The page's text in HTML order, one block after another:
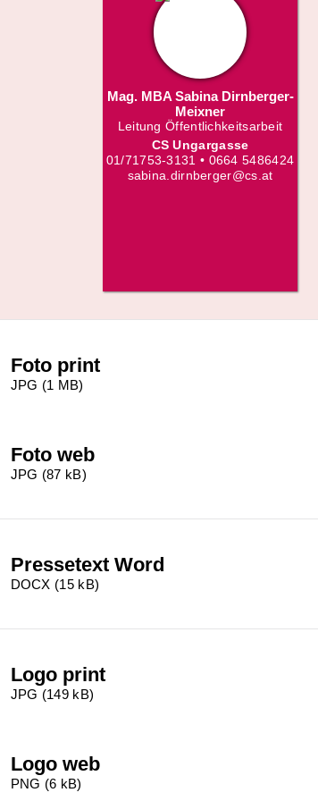
Mag. MBA Sabina Dirnberger-
Meixner
Leitung Öffentlichkeitsarbeit
CS Ungargasse
01/71753-3131 • 0664 5486424
sabina.dirnberger@cs.at
Foto print
JPG (1 MB)
Foto web
JPG (87 kB)
Pressetext Word
DOCX (15 kB)
Logo print
JPG (149 kB)
Logo web
PNG (6 kB)